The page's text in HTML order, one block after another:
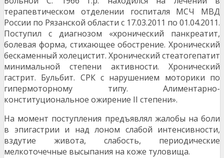
терапевтическом отделении госпиталя МСЧ МВД
России по Рязанской области с 17.03.2011 по 01.04.2011.
Поступил с диагнозом «хронический панкреатит,
болевая форма, стихающее обострение. Хронический
бескаменный холецистит. Хронический стеатогепатит
минимальной степени активности. Хронический
гастрит. Бульбит. СРК с нарушением моторики по
гипермоторному типу. Алиментарно-
конституциональное ожирение II степени».
На момент поступления предъявлял жалобы на боли
в эпигастрии и над лоном слабой интенсивности,
вздутие живота, слабость, периодические
мелкоточечные высыпания на коже туловища.